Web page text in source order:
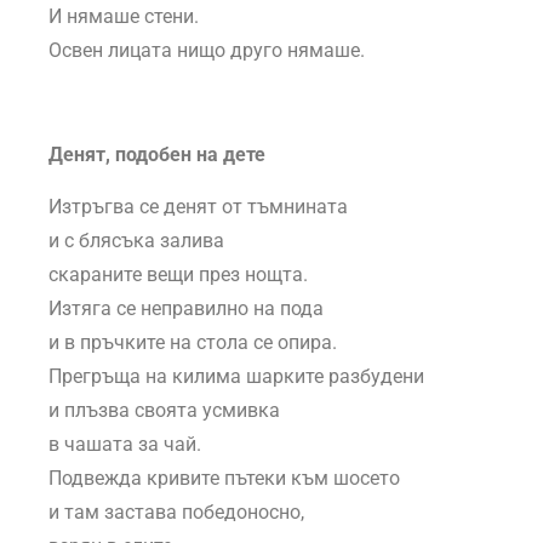
И нямаше стени.
Освен лицата нищо друго нямаше.
Денят, подобен на дете
Изтръгва се денят от тъмнината
и с блясъка залива
скараните вещи през нощта.
Изтяга се неправилно на пода
и в пръчките на стола се опира.
Прегръща на килима шарките разбудени
и плъзва своята усмивка
в чашата за чай.
Подвежда кривите пътеки към шосето
и там застава победоносно,